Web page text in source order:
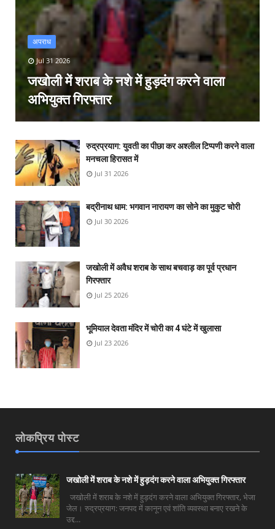
अपराध
Jul 31 2026
जखोली में शराब के नशे में हुड़दंग करने वाला
अभियुक्त गिरफ्तार
रुद्रप्रयाग: युवती का पीछा कर अश्लील टिप्पणी करने वाला
मनचला हिरासत में
Jul 31 2026
बद्रीनाथ धाम: भगवान नारायण का सोने का मुकुट चोरी
Jul 30 2026
जखोली में अवैध शराब के साथ बचवाड़ का पूर्व प्रधान
गिरफ्तार
Jul 25 2026
भूमियाल देवता मंदिर में चोरी का 4 घंटे में खुलासा
Jul 23 2026
लोकप्रिय पोस्ट
जखोली में शराब के नशे में हुड़दंग करने वाला अभियुक्त गिरफ्तार
जखोली में शराब के नशे में हुड़दंग करने वाला अभियुक्त गिरफ्तार, भेजा
जेल। रुद्रप्रयाग: जनपद में कानून एवं शांति व्यवस्था बनाए रखने के
उद्द...